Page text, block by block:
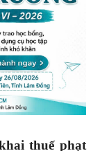
thuế phạt